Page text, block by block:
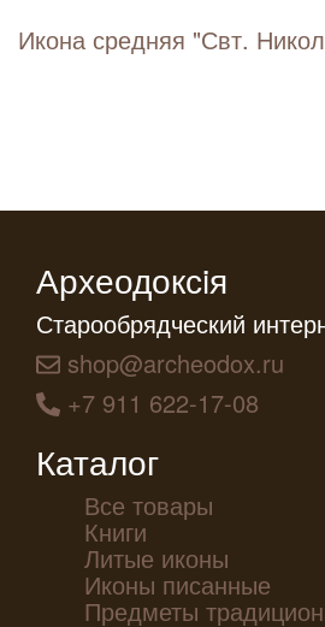
Икона средняя "Свт.
Археодоксiя
Старообрядческий
shop@archeodox.ru
+7 911 622-17-08
Каталог
Все товары
Книги
Литые иконы
Иконы писанные
Предметы